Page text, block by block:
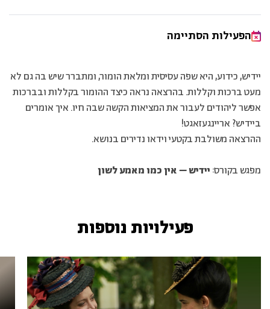
הפעילות הסתיימה
יידיש, כידוע, היא שפה עסיסית ומלאת הומור, ומתברר שיש בה גם לא
מעט ברכות וקללות. בהרצאה נראה כיצד ההומור בקללות ובברכות
אפשר ליהודים לעבור את המציאות הקשה שבה חיו. איך אומרים
ביידיש? אריינגעזאגט!
ההרצאה משולבת בקטעי וידאו נדירים בנושא.
מפגש בקורס: יידיש – אין כמו מאמע לשון
פעילויות נוספות